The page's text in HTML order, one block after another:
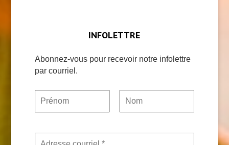
INFOLETTRE
Abonnez-vous pour recevoir notre infolettre
par courriel.